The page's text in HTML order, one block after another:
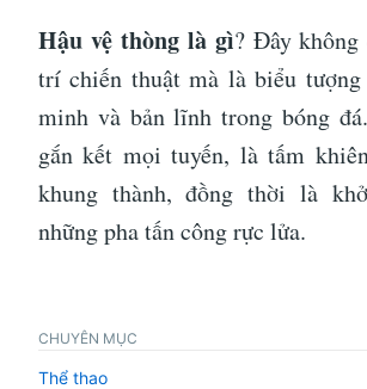
Hậu vệ thòng là gì? Đây
trí chiến thuật mà là biểu tượng
minh và bản lĩnh trong bóng
gắn kết mọi tuyến, là tấm
khung thành, đồng thời là
những pha tấn công rực lửa.
CHUYÊN MỤC
Thể thao